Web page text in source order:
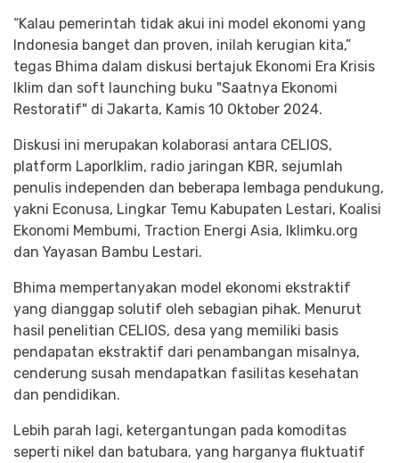
“Kalau pemerintah tidak akui ini model ekonomi yang
Indonesia banget dan proven, inilah kerugian kita,”
tegas Bhima dalam diskusi bertajuk Ekonomi Era Krisis
Iklim dan soft launching buku "Saatnya Ekonomi
Restoratif" di Jakarta, Kamis 10 Oktober 2024.
Diskusi ini merupakan kolaborasi antara CELIOS,
platform LaporIklim, radio jaringan KBR, sejumlah
penulis independen dan beberapa lembaga pendukung,
yakni Econusa, Lingkar Temu Kabupaten Lestari, Koalisi
Ekonomi Membumi, Traction Energi Asia, Iklimku.org
dan Yayasan Bambu Lestari.
Bhima mempertanyakan model ekonomi ekstraktif
yang dianggap solutif oleh sebagian pihak. Menurut
hasil penelitian CELIOS, desa yang memiliki basis
pendapatan ekstraktif dari penambangan misalnya,
cenderung susah mendapatkan fasilitas kesehatan
dan pendidikan.
Lebih parah lagi, ketergantungan pada komoditas
seperti nikel dan batubara, yang harganya fluktuatif